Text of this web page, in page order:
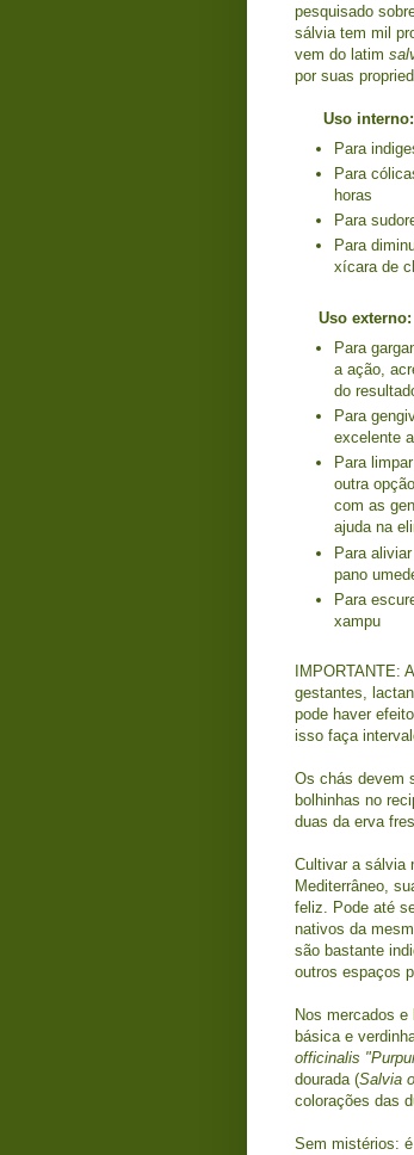
pesquisado
sálvia tem mil
vem do latim
por suas
Uso interno:
Para
Para
horas
Para
Para
xícara de
Uso externo:
Para
a ação,
do
Para
excelente
Para
outra
com as
ajuda na
Para
pano
Para
xampu
IMPORTANTE:
gestantes,
pode haver
isso faça
Os chás devem
bolhinhas no
duas da erva
Cultivar a sálvia
Mediterrâneo,
feliz. Pode até
nativos da
são bastante
outros espaços
Nos mercados
básica e
officinalis
dourada (Salvia
colorações das
Sem mistérios: